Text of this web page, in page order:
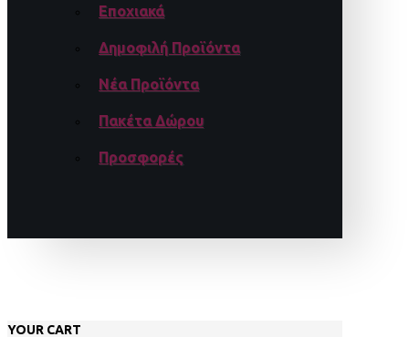
Εποχιακά
Δημοφιλή Προϊόντα
Νέα Προϊόντα
Πακέτα Δώρου
Προσφορές
YOUR CART